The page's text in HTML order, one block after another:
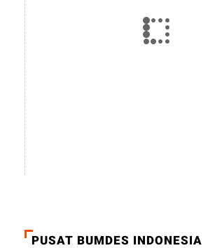
PUSAT BUMDES INDONESIA